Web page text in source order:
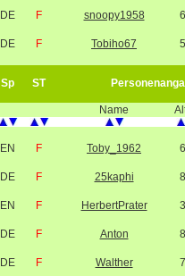
DE F snoopy1958
DE F Tobiho67
Sp ST
Name
EN F Toby_1962
DE F 25kaphi
EN F HerbertPrater
DE F Anton
DE F Walther